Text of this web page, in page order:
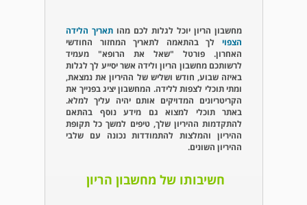
מחשבון הריון יוכל לגלות לכם מהו תאריך הלידה
הצפוי לך בהתאמה לתאריך המחזור החודשי
האחרון. פורטל "שאל את הרופא" מעמיד
לרשותכם מחשבון הריון ולידה אשר יסייע לך לגלות
באיזה שבוע, חודש ושליש של ההיריון את נמצאת,
ומתי תוכלי לצפות ללידה. המחשבון יציג בפנייך את
הקריטריונים המדויקים אותם יהיה עליך למלא.
באתר תוכלי למצוא גם מידע נוסף בהתאם
להתקדמות ההיריון שלך, טיפים למשך כל תקופת
ההיריון והמלצות להתמודדות נכונה עם שלבי
ההיריון השונים.
חשיבותו של מחשבון הריון